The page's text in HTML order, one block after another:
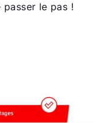
passer le pas !